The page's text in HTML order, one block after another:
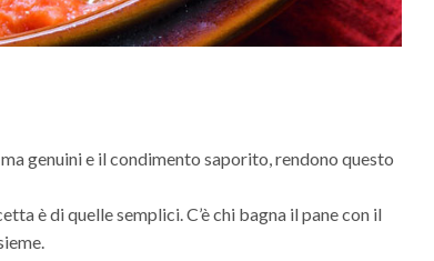
genuini e il condimento saporito, rendono questo
è di quelle semplici. C’è chi bagna il pane con il